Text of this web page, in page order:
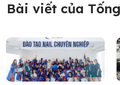
Bài viết của